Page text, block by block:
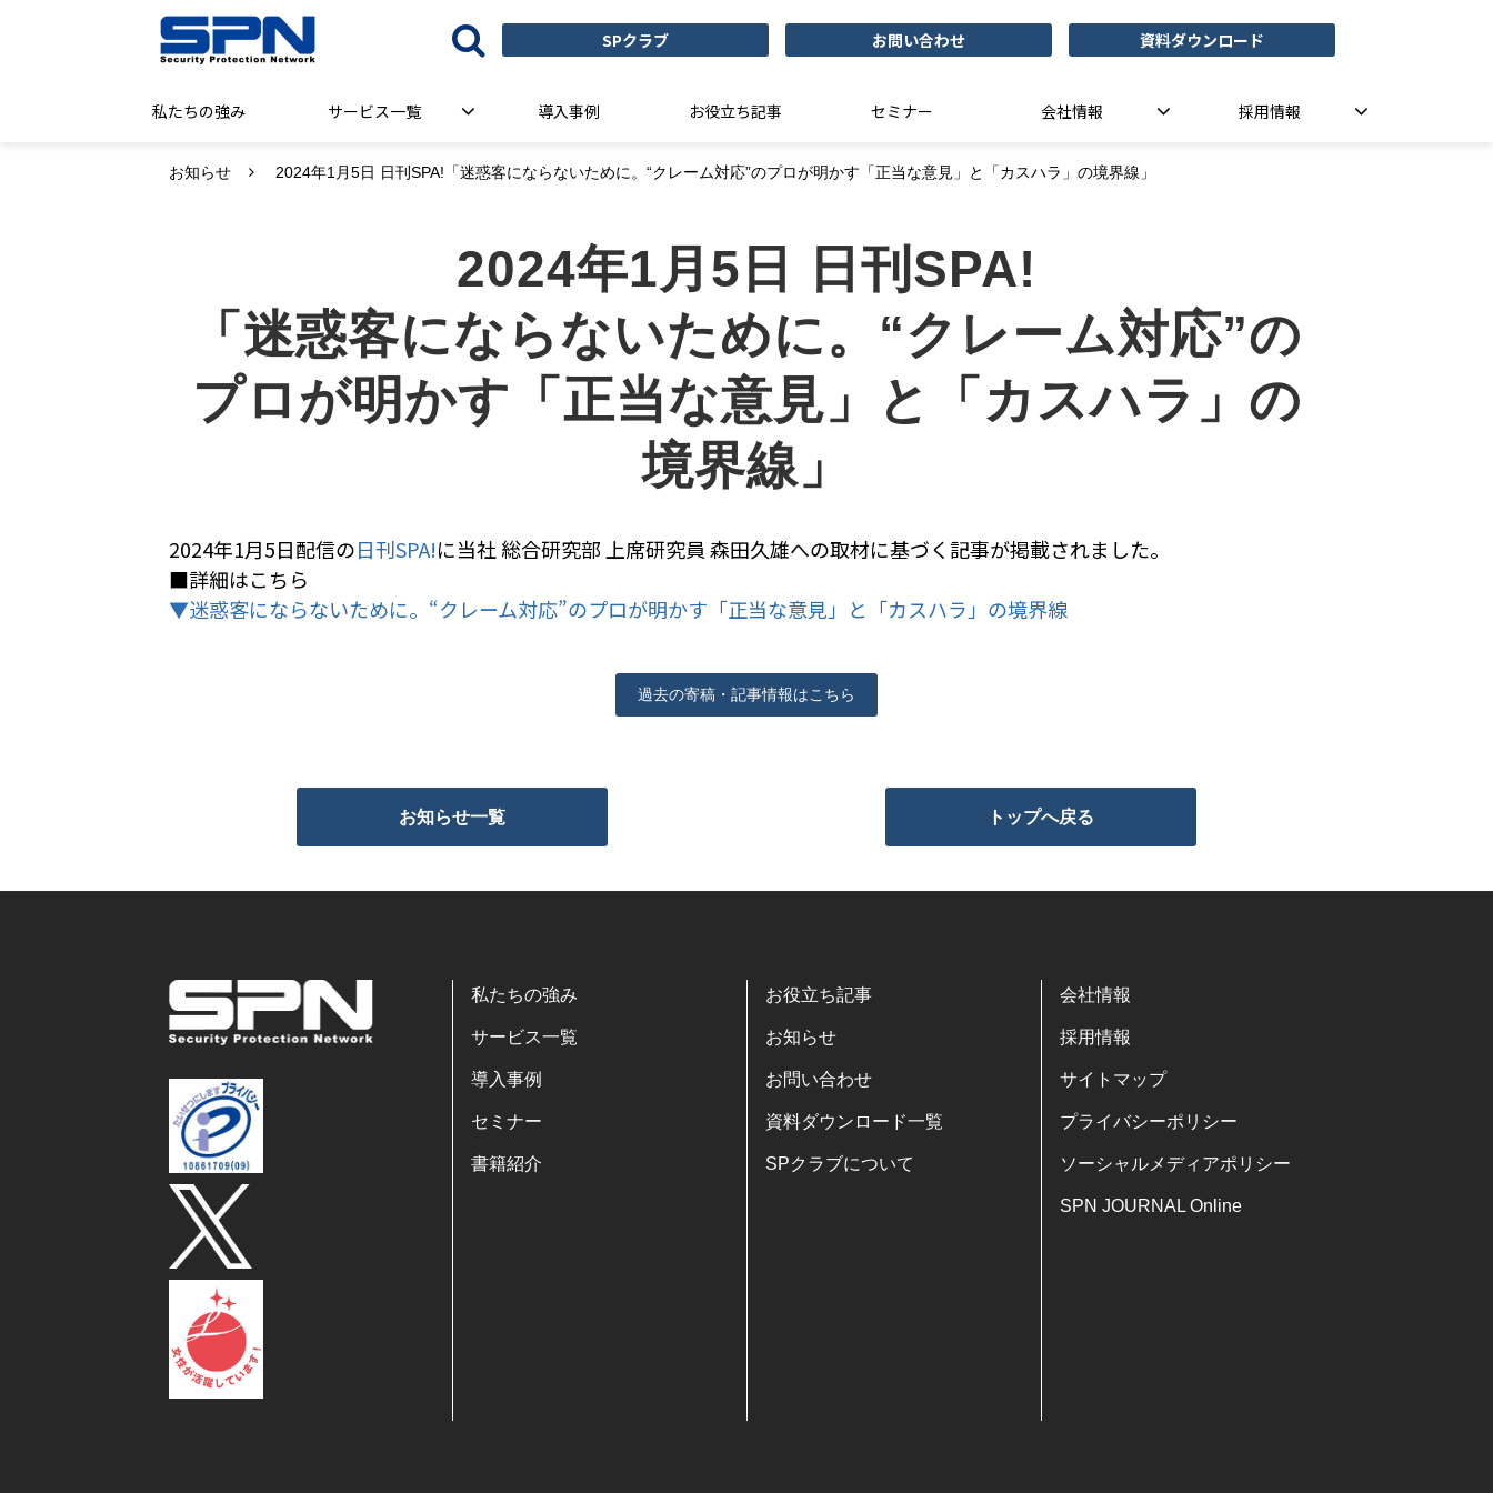
SPクラブ お問い合わせ 資料ダウンロード
私たちの強み サービス一覧 導入事例 お役立ち記事 セミナー 会社情報 採用情報
お知らせ 2024年1月5日 日刊SPA!「迷惑客にならないために。“クレーム対応”のプロが明かす「正当な意見」と「カスハラ」の境界線」
2024年1月5日 日刊SPA!
「迷惑客にならないために。“クレーム対応”の
プロが明かす「正当な意見」と「カスハラ」の
境界線」
2024年1月5日配信の日刊SPA!に当社 総合研究部 上席研究員 森田久雄への取材に基づく記事が掲載されました。
■詳細はこちら
▼迷惑客にならないために。“クレーム対応”のプロが明かす「正当な意見」と「カスハラ」の境界線
過去の寄稿・記事情報はこちら
お知らせ一覧 トップへ戻る
私たちの強み
サービス一覧
導入事例
セミナー
書籍紹介
お役立ち記事
お知らせ
お問い合わせ
資料ダウンロード一覧
SPクラブについて
会社情報
採用情報
サイトマップ
プライバシーポリシー
ソーシャルメディアポリシー
SPN JOURNAL Online